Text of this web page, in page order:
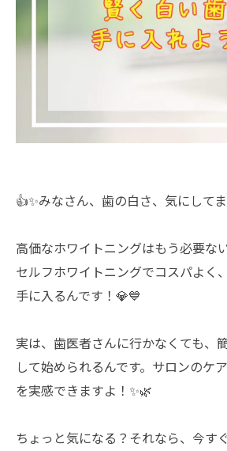
👍✨みなさん、歯の白さ、気にして
高価なホワイトニングはもう必要な
セルフホワイトニングでコスパよく
手に入るんです！💎💙
実は、歯医者さんに行かなくても、
して始められるんです。サロンのケ
を実感できますよ！✨🌿
ちょっと気になる？それなら、今す